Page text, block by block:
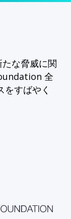
な脅威に関
全
すばやく